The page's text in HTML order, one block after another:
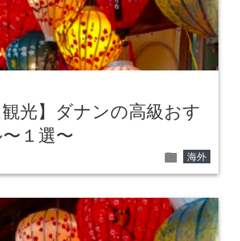
観光】ダナンの高級おす
１選〜
folder 海外